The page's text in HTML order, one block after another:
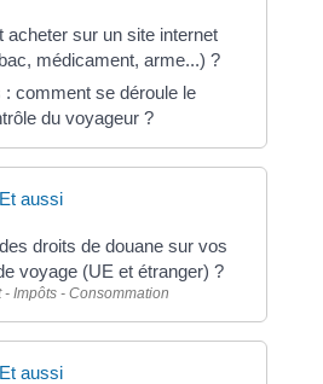
acheter sur un site internet
médicament, arme...) ?
: comment se déroule le
du voyageur ?
Et aussi
droits de douane sur vos
voyage (UE et étranger) ?
- Impôts - Consommation
Et aussi